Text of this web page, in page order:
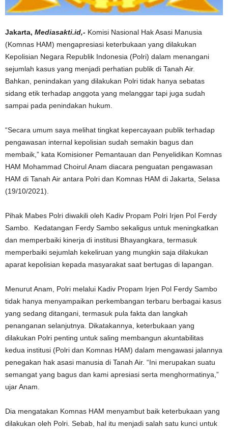
Jakarta, Mediasakti.id,- Komisi Nasional Hak Asasi Manusia
(Komnas HAM) mengapresiasi keterbukaan yang dilakukan
Kepolisian Negara Republik Indonesia (Polri) dalam menangani
sejumlah kasus yang menjadi perhatian publik di Tanah Air.
Bahkan, penindakan yang dilakukan Polri tidak hanya sebatas
sidang etik terhadap anggota yang melanggar tapi juga sudah
sampai pada penindakan hukum.
“Secara umum saya melihat tingkat kepercayaan publik terhadap
pengawasan internal kepolisian sudah semakin bagus dan
membaik,” kata Komisioner Pemantauan dan Penyelidikan Komnas
HAM Mohammad Choirul Anam diacara penguatan pengawasan
HAM di Tanah Air antara Polri dan Komnas HAM di Jakarta, Selasa
(19/10/2021).
Pihak Mabes Polri diwakili oleh Kadiv Propam Polri Irjen Pol Ferdy
Sambo. Kedatangan Ferdy Sambo sekaligus untuk meningkatkan
dan memperbaiki kinerja di institusi Bhayangkara, termasuk
memperbaiki sejumlah kekeliruan yang mungkin saja dilakukan
aparat kepolisian kepada masyarakat saat bertugas di lapangan.
Menurut Anam, Polri melalui Kadiv Propam Irjen Pol Ferdy Sambo
tidak hanya menyampaikan perkembangan terbaru berbagai kasus
yang sedang ditangani, termasuk pula fakta dan langkah
penanganan selanjutnya. Dikatakannya, keterbukaan yang
dilakukan Polri penting untuk saling membangun akuntabilitas
kedua institusi (Polri dan Komnas HAM) dalam mengawasi jalannya
penegakan hak asasi manusia di Tanah Air. “Ini merupakan suatu
semangat yang bagus dan kami apresiasi serta menghormatinya,”
ujar Anam.
Dia mengatakan Komnas HAM menyambut baik keterbukaan yang
dilakukan oleh Polri. Sebab, hal itu menjadi salah satu kunci untuk